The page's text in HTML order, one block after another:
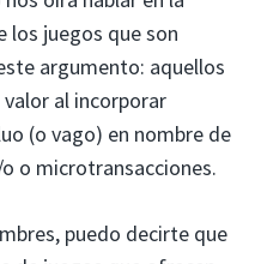
los juegos que son
argumento: aquellos
al incorporar
(o vago) en nombre de
o microtransacciones.
puedo decirte que